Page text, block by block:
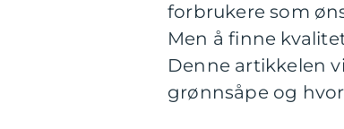
forbrukere som
Men å finne
Denne artikkelen
grønnsåpe og